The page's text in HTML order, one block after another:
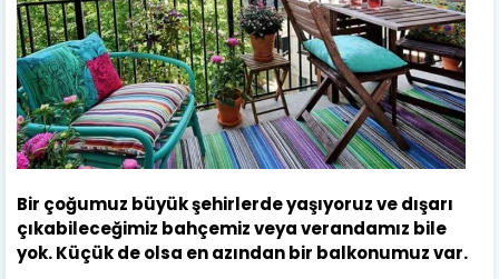
Bir çoğumuz büyük şehirlerde yaşıyoruz ve dışarı
çıkabileceğimiz bahçemiz veya verandamız bile
yok. Küçük de olsa en azından bir balkonumuz var.